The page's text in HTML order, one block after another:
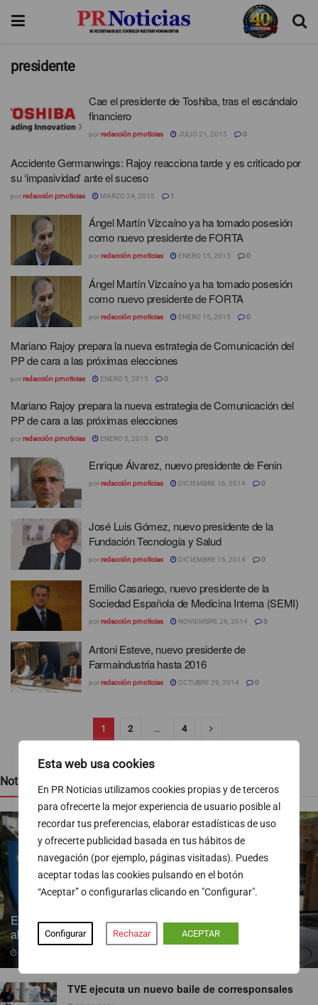
Esta web usa cookies
En PR Noticias utilizamos cookies propias y de terceros
para ofrecerte la mejor experiencia de usuario posible al
recordar tus preferencias, elaborar estadísticas de uso
y ofrecerte publicidad basada en tus hábitos de
navegación (por ejemplo, páginas visitadas). Puedes
aceptar todas las cookies pulsando en el botón
“Aceptar” o configurarlas clicando en "Configurar".
Configurar Rechazar ACEPTAR
presidente
Cae el presidente de Toshiba, tras el escándalo
financiero
porredacción prnoticias JULIO 21, 2015 0
Accidente Germanwings: Rajoy reacciona tarde y es criticado por
su ‘impasividad’ ante el suceso
porredacción prnoticias MARZO 24, 2015 1
Ángel Martín Vizcaíno ya ha tomado posesión
como nuevo presidente de FORTA
porredacción prnoticias ENERO 15, 2015 0
Ángel Martín Vizcaíno ya ha tomado posesión
como nuevo presidente de FORTA
porredacción prnoticias ENERO 15, 2015 0
Mariano Rajoy prepara la nueva estrategia de Comunicación del
PP de cara a las próximas elecciones
porredacción prnoticias ENERO 5, 2015 0
Mariano Rajoy prepara la nueva estrategia de Comunicación del
PP de cara a las próximas elecciones
porredacción prnoticias ENERO 5, 2015 0
Enrique Álvarez, nuevo presidente de Fenin
porredacción prnoticias DICIEMBRE 16, 2014 0
José Luis Gómez, nuevo presidente de la
Fundación Tecnología y Salud
porredacción prnoticias DICIEMBRE 16, 2014 0
Emilio Casariego, nuevo presidente de la
Sociedad Española de Medicina Interna (SEMI)
porredacción prnoticias NOVIEMBRE 26, 2014 0
Antoni Esteve, nuevo presidente de
Farmaindustria hasta 2016
porredacción prnoticias OCTUBRE 29, 2014 0
1 2 … 4
Noticias recientes
Endesa pone a disposición más de 300 puntos de recarga
abiertos al público
TVE ejecuta un nuevo baile de corresponsales